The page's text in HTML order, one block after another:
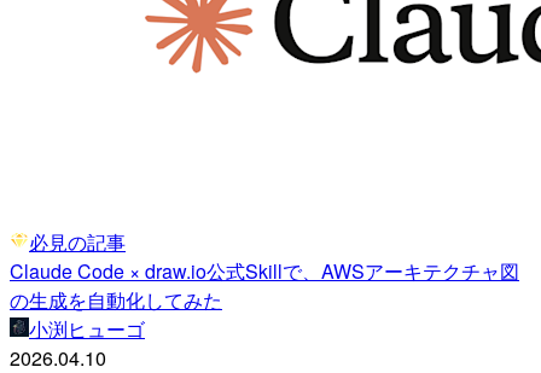
必見の記事
Claude Code × draw.io公式Skillで、AWSアーキテクチャ図
の生成を自動化してみた
小渕ヒューゴ
2026.04.10